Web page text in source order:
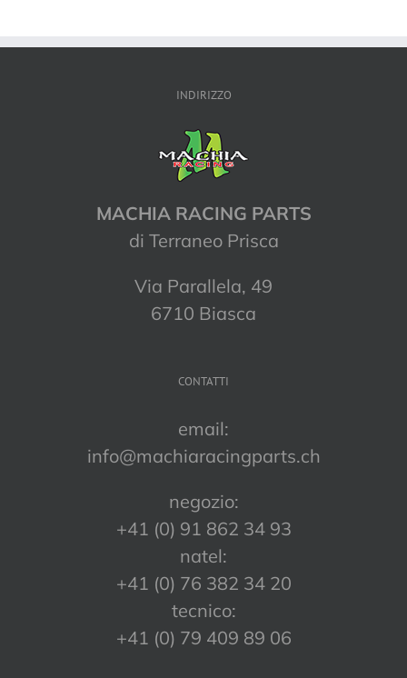
INDIRIZZO
MACHIA RACING PARTS
di Terraneo Prisca
Via Parallela, 49
6710 Biasca
CONTATTI
email:
info@machiaracingparts.ch
negozio:
+41 (0) 91 862 34 93
natel:
+41 (0) 76 382 34 20
tecnico:
+41 (0) 79 409 89 06